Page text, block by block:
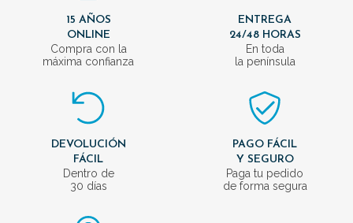
15 AÑOS
ONLINE
Compra con la
máxima confianza
ENTREGA
24/48 HORAS
En toda
la península
DEVOLUCIÓN
FÁCIL
Dentro de
30 días
PAGO FÁCIL
Y SEGURO
Paga tu pedido
de forma segura